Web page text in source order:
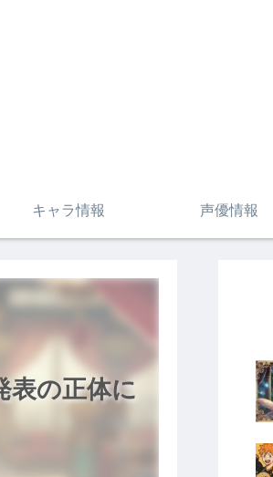
キャラ情報 声優情報
表の正体に